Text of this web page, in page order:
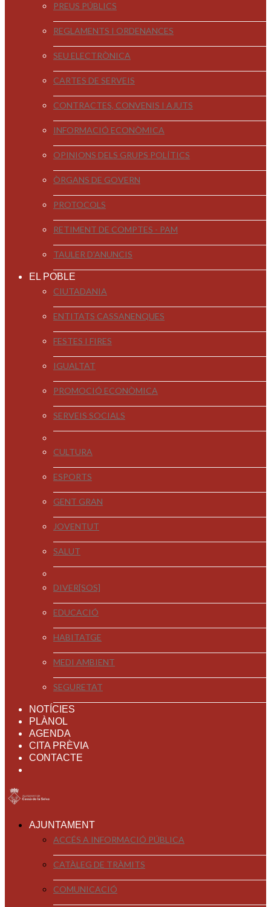
PREUS PÚBLICS
REGLAMENTS I ORDENANCES
SEU ELECTRÒNICA
CARTES DE SERVEIS
CONTRACTES, CONVENIS I AJUTS
INFORMACIÓ ECONÒMICA
OPINIONS DELS GRUPS POLÍTICS
ÒRGANS DE GOVERN
PROTOCOLS
RETIMENT DE COMPTES - PAM
TAULER D'ANUNCIS
EL POBLE
CIUTADANIA
ENTITATS CASSANENQUES
FESTES I FIRES
IGUALTAT
PROMOCIÓ ECONÒMICA
SERVEIS SOCIALS
CULTURA
ESPORTS
GENT GRAN
JOVENTUT
SALUT
DIVER[SOS]
EDUCACIÓ
HABITATGE
MEDI AMBIENT
SEGURETAT
NOTÍCIES
PLÀNOL
AGENDA
CITA PRÈVIA
CONTACTE
AJUNTAMENT
ACCÉS A INFORMACIÓ PÚBLICA
CATÀLEG DE TRÀMITS
COMUNICACIÓ